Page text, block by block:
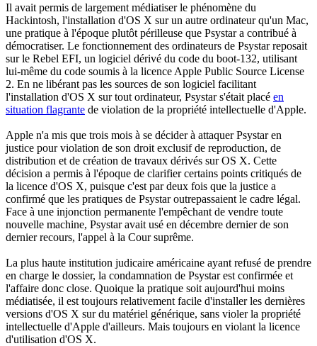
Il avait permis de largement médiatiser le phénomène du
Hackintosh, l'installation d'OS X sur un autre ordinateur qu'un Mac,
une pratique à l'époque plutôt périlleuse que Psystar a contribué à
démocratiser. Le fonctionnement des ordinateurs de Psystar reposait
sur le Rebel EFI, un logiciel dérivé du code du boot-132, utilisant
lui-même du code soumis à la licence Apple Public Source License
2. En ne libérant pas les sources de son logiciel facilitant
l'installation d'OS X sur tout ordinateur, Psystar s'était placé en
situation flagrante de violation de la propriété intellectuelle d'Apple.
Apple n'a mis que trois mois à se décider à attaquer Psystar en
justice pour violation de son droit exclusif de reproduction, de
distribution et de création de travaux dérivés sur OS X. Cette
décision a permis à l'époque de clarifier certains points critiqués de
la licence d'OS X, puisque c'est par deux fois que la justice a
confirmé que les pratiques de Psystar outrepassaient le cadre légal.
Face à une injonction permanente l'empêchant de vendre toute
nouvelle machine, Psystar avait usé en décembre dernier de son
dernier recours, l'appel à la Cour suprême.
La plus haute institution judicaire américaine ayant refusé de prendre
en charge le dossier, la condamnation de Psystar est confirmée et
l'affaire donc close. Quoique la pratique soit aujourd'hui moins
médiatisée, il est toujours relativement facile d'installer les dernières
versions d'OS X sur du matériel générique, sans violer la propriété
intellectuelle d'Apple d'ailleurs. Mais toujours en violant la licence
d'utilisation d'OS X.